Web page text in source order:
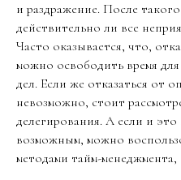
и раздражение. После
действительно ли все
Часто оказывается, что,
можно освободить время
дел. Если же отказаться от
невозможно, стоит
делегирования. А если и это
возможным, можно
методами тайм-